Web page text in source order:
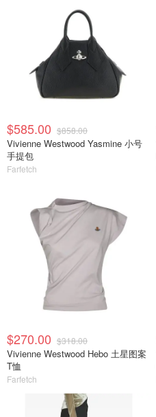
$585.00 $858.00
Vivienne Westwood Yasmine 小号
手提包
Farfetch
$270.00 $318.00
Vivienne Westwood Hebo 土星图案
T恤
Farfetch